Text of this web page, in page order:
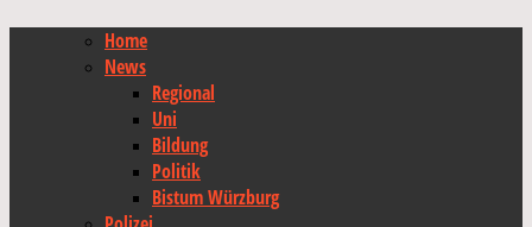
Home
News
Regional
Uni
Bildung
Politik
Bistum Würzburg